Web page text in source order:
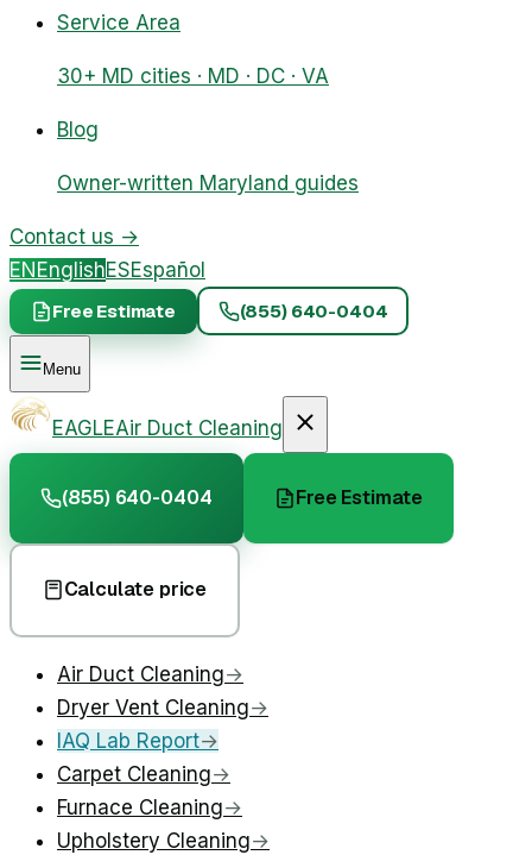
Service Area
30+ MD cities · MD · DC · VA
Blog
Owner-written Maryland guides
Contact us →
EN EnglishESEspañol
Free Estimate (855) 640-0404
Menu
EAGLEAir Duct Cleaning
(855) 640-0404 Free Estimate
Calculate price
Air Duct Cleaning→
Dryer Vent Cleaning→
IAQ Lab Report→
Carpet Cleaning→
Furnace Cleaning→
Upholstery Cleaning→